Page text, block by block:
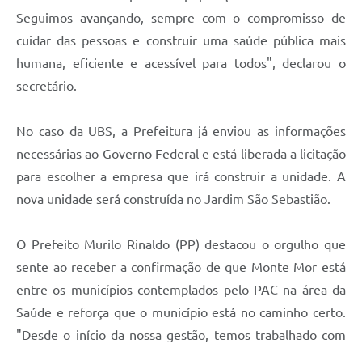
Seguimos avançando, sempre com o compromisso de
cuidar das pessoas e construir uma saúde pública mais
humana, eficiente e acessível para todos", declarou o
secretário.
No caso da UBS, a Prefeitura já enviou as informações
necessárias ao Governo Federal e está liberada a licitação
para escolher a empresa que irá construir a unidade. A
nova unidade será construída no Jardim São Sebastião.
O Prefeito Murilo Rinaldo (PP) destacou o orgulho que
sente ao receber a confirmação de que Monte Mor está
entre os municípios contemplados pelo PAC na área da
Saúde e reforça que o município está no caminho certo.
"Desde o início da nossa gestão, temos trabalhado com